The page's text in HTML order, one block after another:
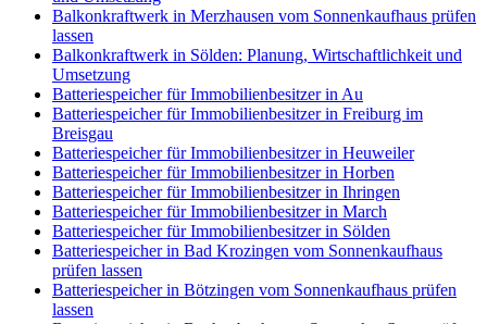
Balkonkraftwerk in Merzhausen vom Sonnenkaufhaus prüfen
lassen
Balkonkraftwerk in Sölden: Planung, Wirtschaftlichkeit und
Umsetzung
Batteriespeicher für Immobilienbesitzer in Au
Batteriespeicher für Immobilienbesitzer in Freiburg im
Breisgau
Batteriespeicher für Immobilienbesitzer in Heuweiler
Batteriespeicher für Immobilienbesitzer in Horben
Batteriespeicher für Immobilienbesitzer in Ihringen
Batteriespeicher für Immobilienbesitzer in March
Batteriespeicher für Immobilienbesitzer in Sölden
Batteriespeicher in Bad Krozingen vom Sonnenkaufhaus
prüfen lassen
Batteriespeicher in Bötzingen vom Sonnenkaufhaus prüfen
lassen